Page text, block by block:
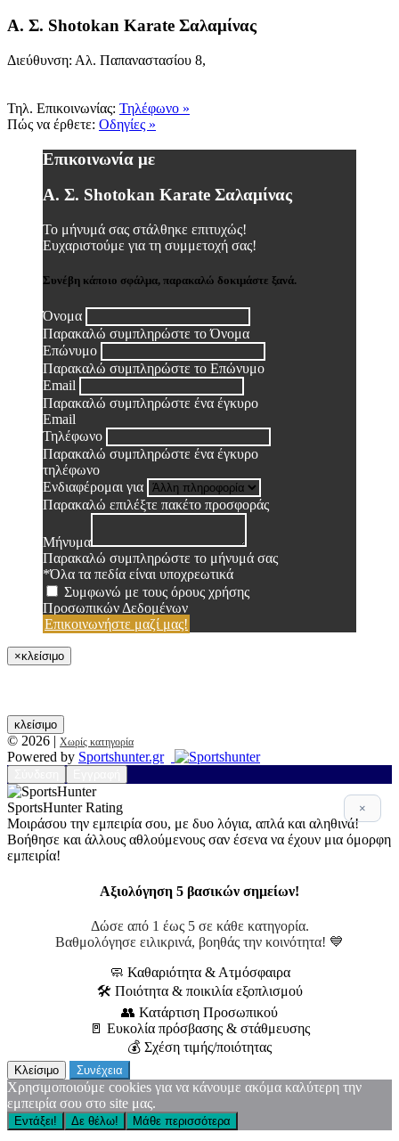
Α. Σ. Shotokan Karate Σαλαμίνας
Διεύθυνση: Αλ. Παπαναστασίου 8,
Τηλ. Επικοινωνίας: Τηλέφωνο »
Πώς να έρθετε: Οδηγίες »
Επικοινωνία με
Α. Σ. Shotokan Karate Σαλαμίνας
Το μήνυμά σας στάλθηκε επιτυχώς!
Ευχαριστούμε για τη συμμετοχή σας!
Συνέβη κάποιο σφάλμα, παρακαλώ δοκιμάστε ξανά.
Όνομα
Παρακαλώ συμπληρώστε το Όνομα
Επώνυμο
Παρακαλώ συμπληρώστε το Επώνυμο
Email
Παρακαλώ συμπληρώστε ένα έγκυρο
Email
Τηλέφωνο
Παρακαλώ συμπληρώστε ένα έγκυρο
τηλέφωνο
Ενδιαφέρομαι για
Παρακαλώ επιλέξτε πακέτο προσφοράς
Μήνυμα
Παρακαλώ συμπληρώστε το μήνυμά σας
*Όλα τα πεδία είναι υποχρεωτικά
Συμφωνώ με τους όρους χρήσης
Προσωπικών Δεδομένων
Επικοινωνήστε μαζί μας!
×κλείσιμο
κλείσιμο
© 2026 | Χωρίς κατηγορία
Powered by Sportshunter.gr
×
SportsHunter Rating
Μοιράσου την εμπειρία σου, με δυο λόγια, απλά και αληθινά!
Βοήθησε και άλλους αθλούμενους σαν έσενα να έχουν μια όμορφη
εμπειρία!
Αξιολόγηση 5 βασικών σημείων!
Δώσε από 1 έως 5 σε κάθε κατηγορία.
Βαθμολόγησε ειλικρινά, βοηθάς την κοινότητα! 💙
🧼 Καθαριότητα & Ατμόσφαιρα
🛠 Ποιότητα & ποικιλία εξοπλισμού
👥 Κατάρτιση Προσωπικού
🚪 Ευκολία πρόσβασης & στάθμευσης
💰 Σχέση τιμής/ποιότητας
Κλείσιμο Συνέχεια
Χρησιμοποιούμε cookies για να κάνουμε ακόμα καλύτερη την
εμπειρία σου στο site μας.
Εντάξει! Δε θέλω! Μάθε περισσότερα